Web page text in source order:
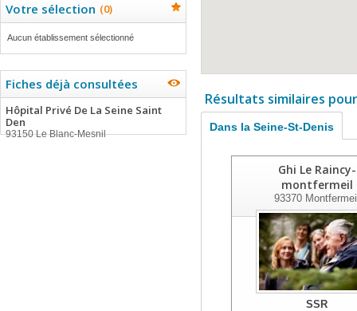
Votre sélection (0)
Aucun établissement sélectionné
Fiches déjà consultées
Hôpital Privé De La Seine Saint
Den
93150 Le Blanc-Mesnil
Résultats similaires
Dans la Seine-St-Denis
Ghi Le Raincy-
montfermeil
93370
SSR